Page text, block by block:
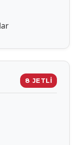
8 JETLİ